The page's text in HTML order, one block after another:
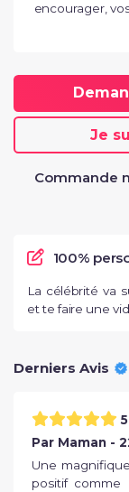
encourager,
Je
Commande
100%
La célébrité va
et te faire une
Derniers Avis
Par Maman -
Une
positif